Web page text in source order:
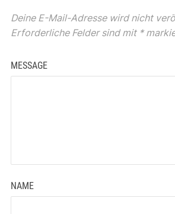
Deine E-Mail-Adresse wird nicht
Erforderliche Felder sind mit *
MESSAGE
NAME